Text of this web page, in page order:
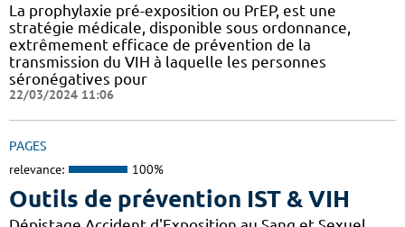
La prophylaxie pré-exposition ou PrEP, est une
stratégie médicale, disponible sous ordonnance,
extrêmement efficace de prévention de la
transmission du VIH à laquelle les personnes
séronégatives pour
22/03/2024 11:06
PAGES
relevance: 100%
Outils de prévention IST & VIH